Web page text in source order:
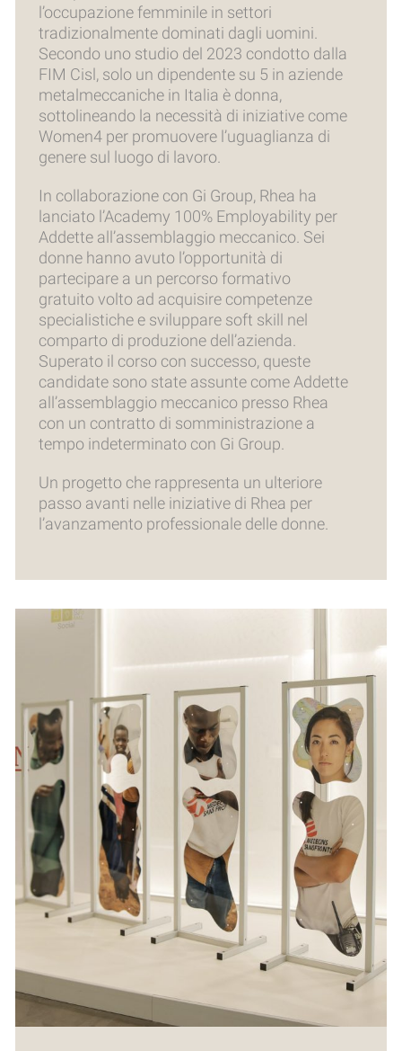
l’occupazione femminile in settori
tradizionalmente dominati dagli uomini.
Secondo uno studio del 2023 condotto dalla
FIM Cisl, solo un dipendente su 5 in aziende
metalmeccaniche in Italia è donna,
sottolineando la necessità di iniziative come
Women4 per promuovere l’uguaglianza di
genere sul luogo di lavoro.
In collaborazione con Gi Group, Rhea ha
lanciato l’Academy 100% Employability per
Addette all’assemblaggio meccanico. Sei
donne hanno avuto l’opportunità di
partecipare a un percorso formativo
gratuito volto ad acquisire competenze
specialistiche e sviluppare soft skill nel
comparto di produzione dell’azienda.
Superato il corso con successo, queste
candidate sono state assunte come Addette
all’assemblaggio meccanico presso Rhea
con un contratto di somministrazione a
tempo indeterminato con Gi Group.
Un progetto che rappresenta un ulteriore
passo avanti nelle iniziative di Rhea per
l’avanzamento professionale delle donne.